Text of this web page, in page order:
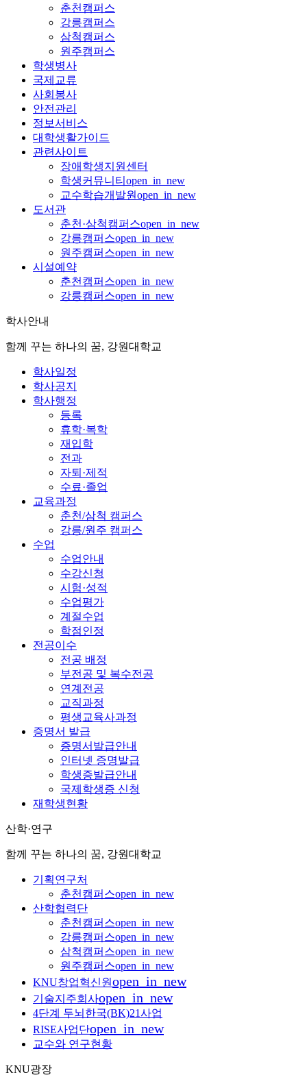
춘천캠퍼스
강릉캠퍼스
삼척캠퍼스
원주캠퍼스
학생병사
국제교류
사회봉사
안전관리
정보서비스
대학생활가이드
관련사이트
장애학생지원센터
학생커뮤니티 open_in_new
교수학습개발원open_in_new
도서관
춘천·삼척캠퍼스open_in_new
강릉캠퍼스open_in_new
원주캠퍼스open_in_new
시설예약
춘천캠퍼스open_in_new
강릉캠퍼스open_in_new
학사안내
함께 꾸는 하나의 꿈, 강원대학교
학사일정
학사공지
학사행정
등록
휴학·복학
재입학
전과
자퇴·제적
수료·졸업
교육과정
춘천/삼척 캠퍼스
강릉/원주 캠퍼스
수업
수업안내
수강신청
시험·성적
수업평가
계절수업
학점인정
전공이수
전공 배정
부전공 및 복수전공
연계전공
교직과정
평생교육사과정
증명서 발급
증명서발급안내
인터넷 증명발급
학생증발급안내
국제학생증 신청
재학생현황
산학·연구
함께 꾸는 하나의 꿈, 강원대학교
기획연구처
춘천캠퍼스open_in_new
산학협력단
춘천캠퍼스open_in_new
강릉캠퍼스open_in_new
삼척캠퍼스open_in_new
원주캠퍼스open_in_new
KNU창업혁신원open_in_new
기술지주회사open_in_new
4단계 두뇌한국(BK)21사업
RISE사업단open_in_new
교수와 연구현황
KNU광장